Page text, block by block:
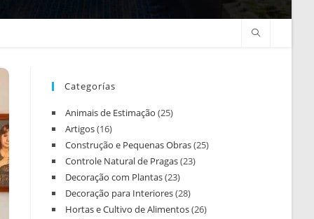
Categorías
Animais de Estimação (25)
Artigos(16)
Construção e Pequenas Obras(25)
Controle Natural de Pragas(23)
Decoração com Plantas(23)
Decoração para Interiores(28)
Hortas e Cultivo de Alimentos(26)